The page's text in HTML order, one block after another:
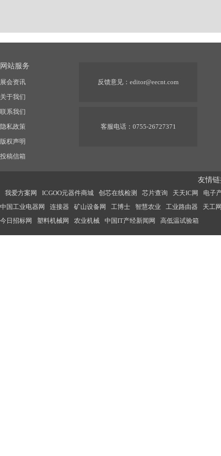
网站服务
展会资讯
关于我们
联系我们
隐私政策
版权声明
投稿信箱
反馈意见： editor@eecnt.com
客服电话：0755-26727371
友情
我爱方案网 ICGOO元器件商城 创芯在线检测 芯片查询 天天IC网
电子
中国工业电器网
连接器 矿山设备网 工博士 智慧农业 工业路由器
天工
今日招标网
塑料机械网 农业机械 中国IT产经新闻网 高低温试验箱